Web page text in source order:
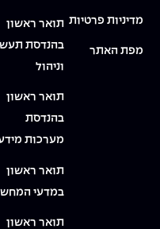
מדיניות פרטיות
מפת האתר
תואר ראשון
בהנדסת
וניהול
תואר ראשון
בהנדסת
מערכות
תואר ראשון
במדעי
תואר ראשון